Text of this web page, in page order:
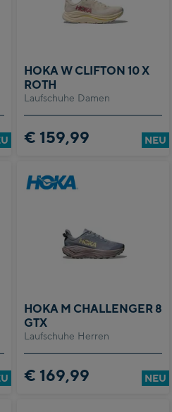
Laufschuhe Damen
HOKA W CLIFTON 10 X
ROTH
€ 159,99 NEU
Laufschuhe Herren
HOKA M CHALLENGER 8
GTX
€ 169,99 NEU